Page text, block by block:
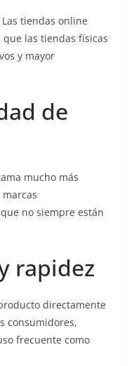
tiendas online
las tiendas físicas
y mayor
de
mucho más
no siempre están
rapidez
directamente
consumidores,
frecuente como